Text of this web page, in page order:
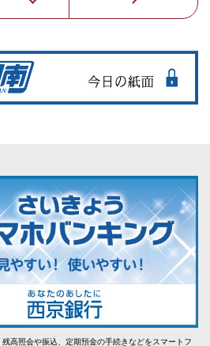
高照会や振込、定期預金の手続きなどをスマートフ